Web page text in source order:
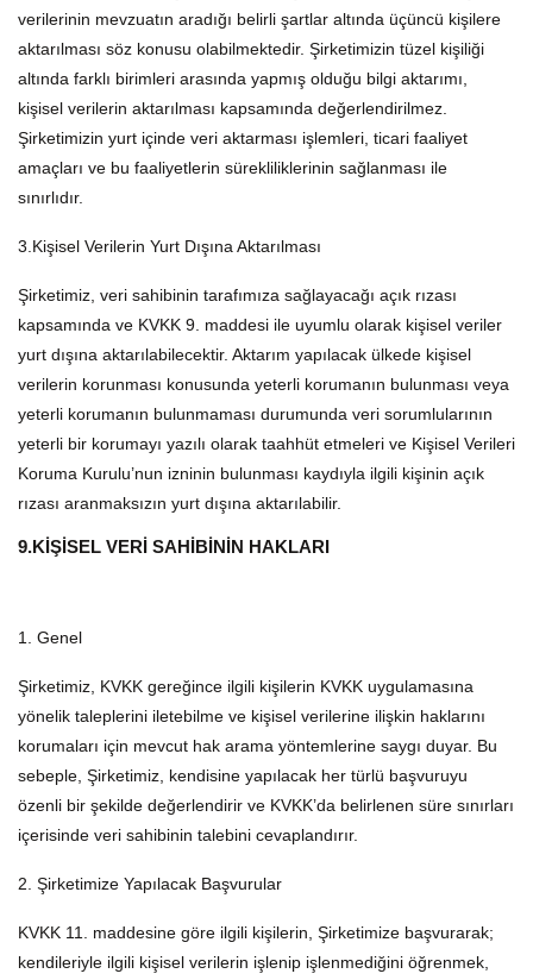
verilerinin mevzuatın aradığı belirli şartlar altında üçüncü kişilere
aktarılması söz konusu olabilmektedir. Şirketimizin tüzel kişiliği
altında farklı birimleri arasında yapmış olduğu bilgi aktarımı,
kişisel verilerin aktarılması kapsamında değerlendirilmez.
Şirketimizin yurt içinde veri aktarması işlemleri, ticari faaliyet
amaçları ve bu faaliyetlerin sürekliliklerinin sağlanması ile
sınırlıdır.
3.Kişisel Verilerin Yurt Dışına Aktarılması
Şirketimiz, veri sahibinin tarafımıza sağlayacağı açık rızası
kapsamında ve KVKK 9. maddesi ile uyumlu olarak kişisel veriler
yurt dışına aktarılabilecektir. Aktarım yapılacak ülkede kişisel
verilerin korunması konusunda yeterli korumanın bulunması veya
yeterli korumanın bulunmaması durumunda veri sorumlularının
yeterli bir korumayı yazılı olarak taahhüt etmeleri ve Kişisel Verileri
Koruma Kurulu’nun izninin bulunması kaydıyla ilgili kişinin açık
rızası aranmaksızın yurt dışına aktarılabilir.
9.KİŞİSEL VERİ SAHİBİNİN HAKLARI
1. Genel
Şirketimiz, KVKK gereğince ilgili kişilerin KVKK uygulamasına
yönelik taleplerini iletebilme ve kişisel verilerine ilişkin haklarını
korumaları için mevcut hak arama yöntemlerine saygı duyar. Bu
sebeple, Şirketimiz, kendisine yapılacak her türlü başvuruyu
özenli bir şekilde değerlendirir ve KVKK’da belirlenen süre sınırları
içerisinde veri sahibinin talebini cevaplandırır.
2. Şirketimize Yapılacak Başvurular
KVKK 11. maddesine göre ilgili kişilerin, Şirketimize başvurarak;
kendileriyle ilgili kişisel verilerin işlenip işlenmediğini öğrenmek,